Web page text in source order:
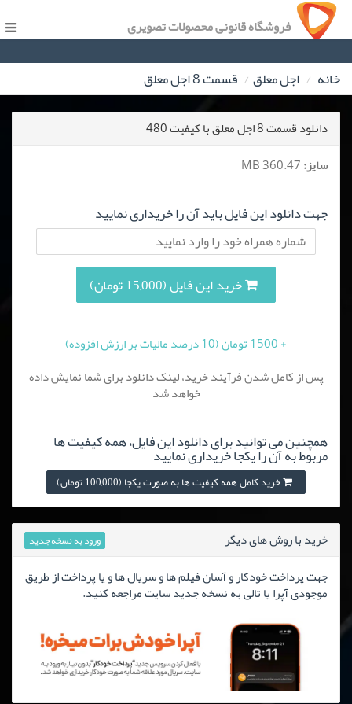
فروشگاه قانونی محصولات تصویری
خانه اجل معلق قسمت 8 اجل معلق
دانلود قسمت 8 اجل معلق با کیفیت 480
سایز:
جهت دانلود این فایل باید آن را خریداری نمایید
خرید این فایل (15,000 تومان)
+ 1500 تومان (10 درصد مالیات بر ارزش افزوده)
پس از کامل شدن فرآیند خرید، لینک دانلود برای شما نمایش داده
خواهد شد
همچنین می توانید برای دانلود این فایل، همه کیفیت ها
مربوط به آن را یکجا خریداری نمایید
خرید کامل همه کیفیت ها به صورت یکجا (100,000 تومان)
خرید با روش های دیگر ورود به نسخه جدید
جهت پرداخت خودکار و آسان فیلم ها و سریال ها و یا پرداخت از طریق
موجودی آپرا یا تالی به نسخه جدید سایت مراجعه کنید.